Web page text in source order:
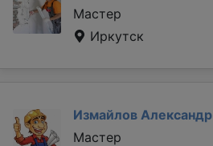
Мастер
Иркутск
Измайлов Александр
Мастер